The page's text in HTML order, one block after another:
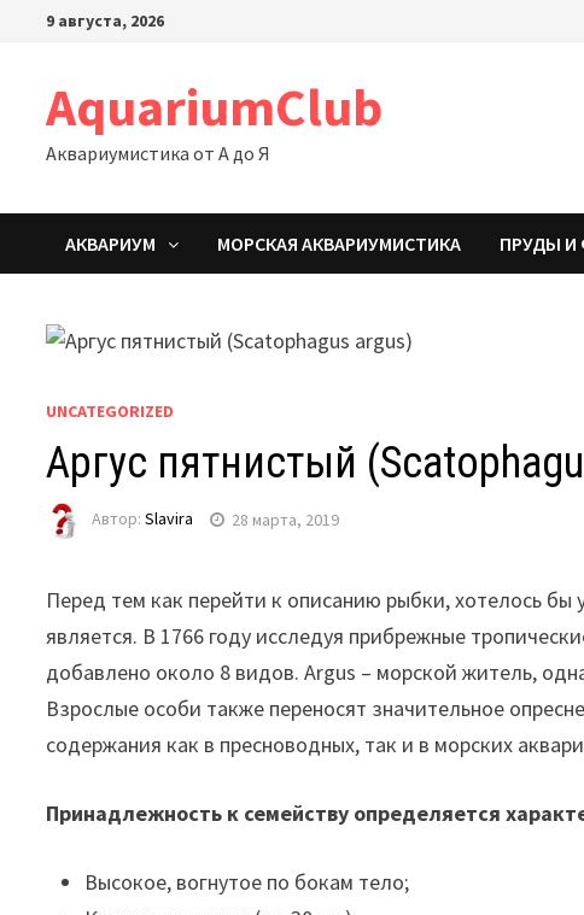
Перейти9 августа, 2026
AquariumClub
Аквариумистика от А до Я
АКВАРИУМ МОРСКАЯ АКВАРИУМИСТИКА ПРУДЫ
UNCATEGORIZED
Аргус пятнистый
Автор:Slavira 28 марта, 2019
Перед тем как перейти к описанию рыбки, хотелось бы
является. В 1766 году исследуя прибрежные
добавлено около 8 видов. Argus – морской житель,
Взрослые особи также переносят значительное
содержания как в пресноводных, так и в морских
Принадлежность к семейству определяется
Высокое, вогнутое по бокам тело;